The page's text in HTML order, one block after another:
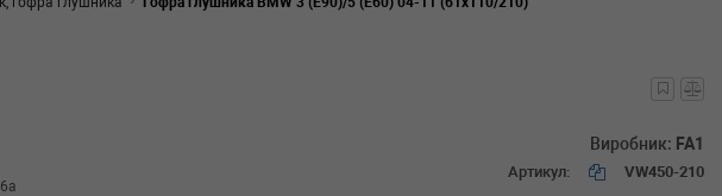
Виробник: FA1
Артикул: VW450-210